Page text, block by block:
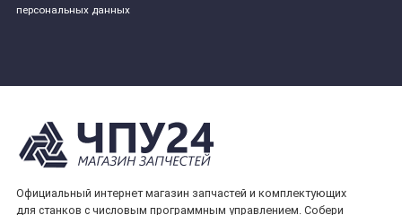
персональных данных
Официальный интернет магазин запчастей и комплектующих
для станков с числовым программным управлением. Собери